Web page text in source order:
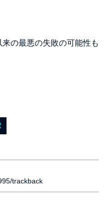
来の最悪の失敗の可能性も
trackback